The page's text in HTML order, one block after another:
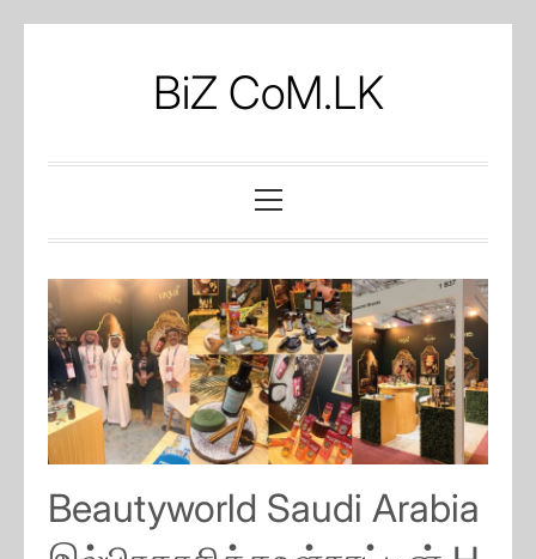
BiZ CoM.LK
Menu
Beautyworld Saudi Arabia